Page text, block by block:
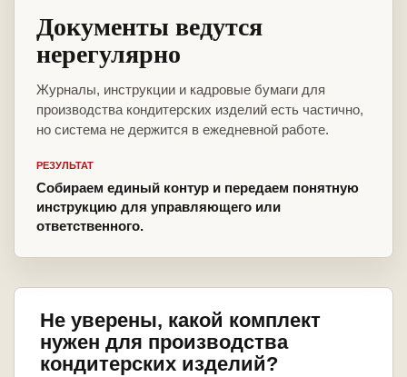
Документы ведутся
нерегулярно
Журналы, инструкции и кадровые бумаги для
производства кондитерских изделий есть частично,
но система не держится в ежедневной работе.
РЕЗУЛЬТАТ
Собираем единый контур и передаем понятную
инструкцию для управляющего или
ответственного.
Не уверены, какой комплект
нужен для производства
кондитерских изделий?